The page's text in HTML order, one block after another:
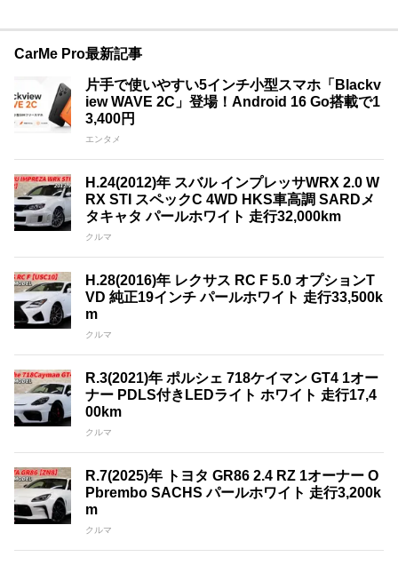
CarMe Pro最新記事
片手で使いやすい5インチ小型スマホ「Blackv
iew WAVE 2C」登場！Android 16 Go搭載で1
3,400円
エンタメ
H.24(2012)年 スバル インプレッサWRX 2.0 W
RX STI スペックC 4WD HKS車高調 SARDメ
タキャタ パールホワイト 走行32,000km
クルマ
H.28(2016)年 レクサス RC F 5.0 オプションT
VD 純正19インチ パールホワイト 走行33,500k
m
クルマ
R.3(2021)年 ポルシェ 718ケイマン GT4 1オー
ナー PDLS付きLEDライト ホワイト 走行17,4
00km
クルマ
R.7(2025)年 トヨタ GR86 2.4 RZ 1オーナー O
Pbrembo SACHS パールホワイト 走行3,200k
m
クルマ